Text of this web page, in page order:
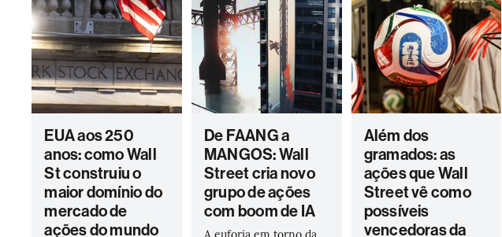
EUA aos 250
anos: como Wall
St construiu o
maior domínio do
mercado de
ações do mundo
De FAANG a
MANGOS: Wall
Street cria novo
grupo de ações
com boom de IA
A euforia em torno da
Além dos
gramados: as
ações que Wall
Street vê como
possíveis
vencedoras da